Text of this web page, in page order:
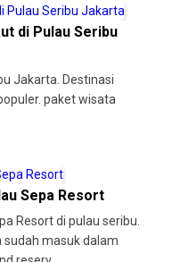
di Pulau Seribu
Jakarta. Destinasi
paket wisata
Sepa Resort
Resort di pulau seribu.
sudah masuk dalam